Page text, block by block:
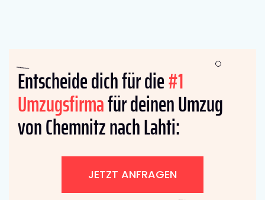
Entscheide dich für die#1
Umzugsfirmafür deinen Umzug
von Chemnitz nach Lahti:
JETZT ANFRAGEN